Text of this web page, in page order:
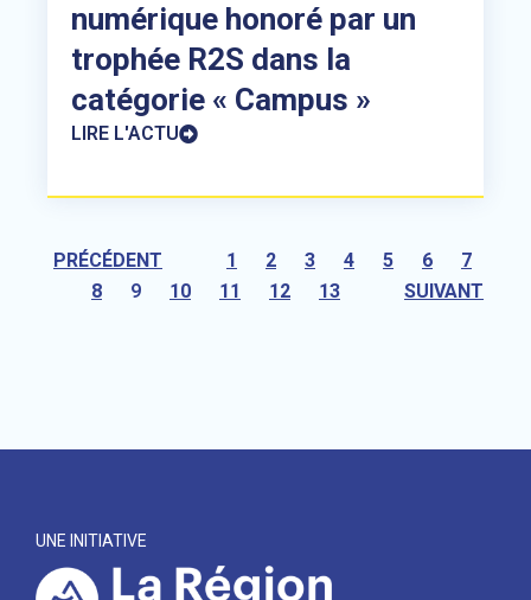
numérique honoré par un
trophée R2S dans la
catégorie « Campus »
LIRE L'ACTU
PRÉCÉDENT 1 2 3 4 5 6
7
8
9 10 11 12 13 SUIVANT
UNE INITIATIVE